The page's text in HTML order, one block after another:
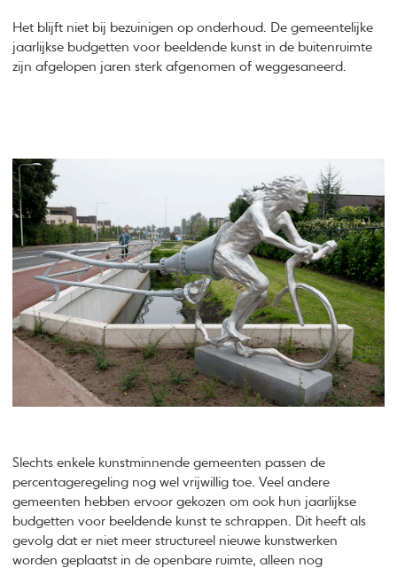
Het blijft niet bij bezuinigen op onderhoud. De gemeentelijke
jaarlijkse budgetten voor beeldende kunst in de buitenruimte
zijn afgelopen jaren sterk afgenomen of weggesaneerd.
Slechts enkele kunstminnende gemeenten passen de
percentageregeling nog wel vrijwillig toe. Veel andere
gemeenten hebben ervoor gekozen om ook hun jaarlijkse
budgetten voor beeldende kunst te schrappen. Dit heeft als
gevolg dat er niet meer structureel nieuwe kunstwerken
worden geplaatst in de openbare ruimte, alleen nog